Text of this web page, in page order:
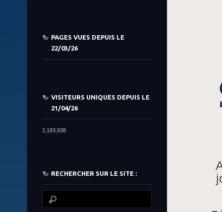
PAGES VUES DEPUIS LE
22/03/26
VISITEURS UNIQUES DEPUIS LE
21/04/26
2,193,938
RECHERCHER SUR LE SITE :